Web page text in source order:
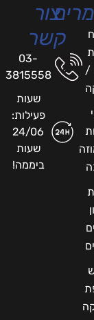
/
צור
קשר
03-
3815558
שעות
פעילות:
24/06
שעות
ביממה!